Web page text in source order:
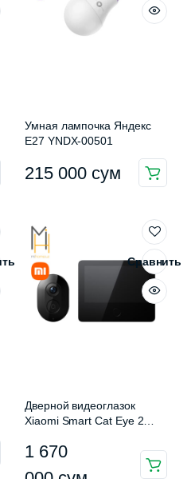
Умная лампочка Яндекс
Е27 YNDX-00501
215 000 сум
Сравнить
Дверной видеоглазок
Xiaomi Smart Cat Eye 2
1 670